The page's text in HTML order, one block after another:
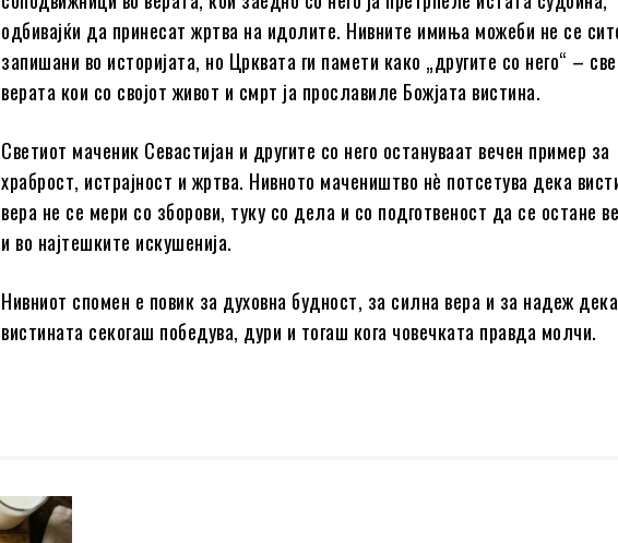
одбивајќи да принесат жртва на идолите. Нивните имиња можеби не се
запишани во историјата, но Црквата ги памети како „другите со него“ –
верата кои со својот живот и смрт ја прославиле Божјата вистина.
Светиот маченик Севастијан и другите со него остануваат вечен пример за
храброст, истрајност и жртва. Нивното мачеништво нè потсетува дека
вера не се мери со зборови, туку со дела и со подготвеност да се остане
и во најтешките искушенија.
Нивниот спомен е повик за духовна будност, за силна вера и за надеж дека
вистината секогаш победува, дури и тогаш кога човечката правда молчи.